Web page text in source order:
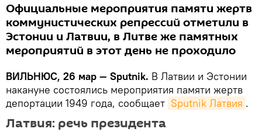
Официальные мероприятия памяти жертв
коммунистических репрессий отметили в
Эстонии и Латвии, в Литве же памятных
мероприятий в этот день не проходило
ВИЛЬНЮС, 26 мар — Sputnik. В Латвии и Эстонии
накануне состоялись мероприятия памяти жертв
депортации 1949 года, сообщает Sputnik Латвия .
Латвия: речь президента